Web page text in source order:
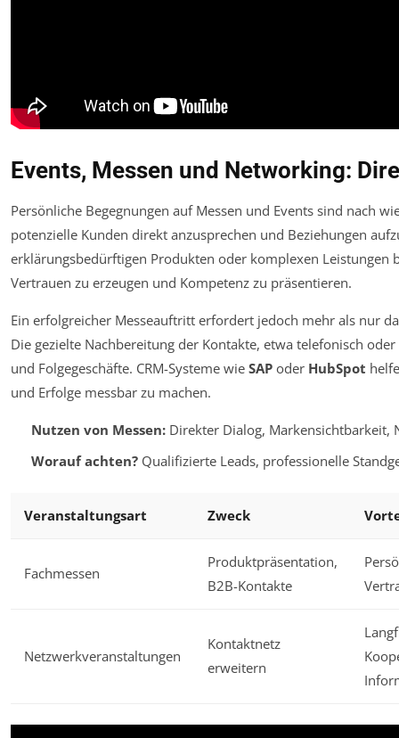
Events, Messen und Networking:
Persönliche Begegnungen auf Messen und Events sind nach
potenzielle Kunden direkt anzusprechen und Beziehungen
erklärungsbedürftigen Produkten oder komplexen Leistungen
Vertrauen zu erzeugen und Kompetenz zu präsentieren.
Ein erfolgreicher Messeauftritt erfordert jedoch mehr als nur
Die gezielte Nachbereitung der Kontakte, etwa telefonisch
und Folgegeschäfte. CRM-Systeme wie SAP oder HubSpot
und Erfolge messbar zu machen.
Nutzen von Messen:Direkter Dialog, Markensichtbarkeit,
Worauf achten?Qualifizierte Leads, professionelle
Veranstaltungsart Zweck
Fachmessen
Produktpräsentation,
B2B-Kontakte
Netzwerkveranstaltungen
Kontaktnetz
erweitern